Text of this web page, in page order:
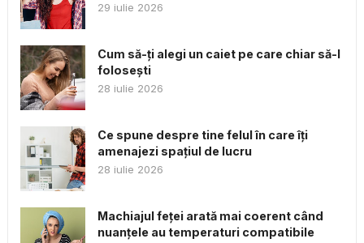
29 iulie 2026
Cum să-ți alegi un caiet pe care chiar să-l
folosești
28 iulie 2026
Ce spune despre tine felul în care îți
amenajezi spațiul de lucru
28 iulie 2026
Machiajul feței arată mai coerent când
nuanțele au temperaturi compatibile